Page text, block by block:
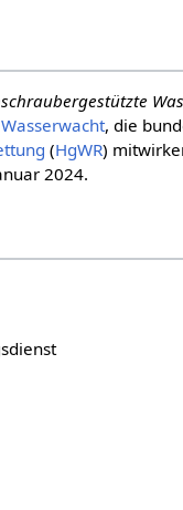
Wasserwacht, die
(HgWR)
2024.